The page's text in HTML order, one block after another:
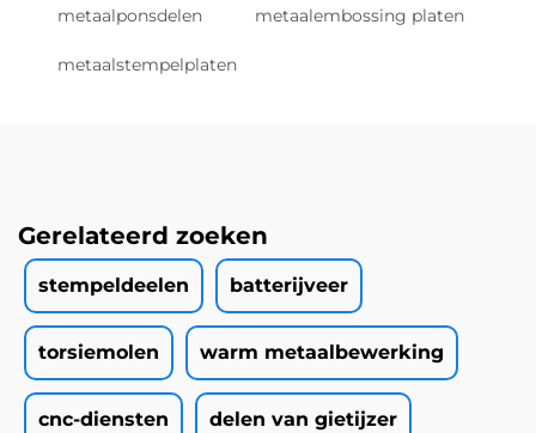
metaalponsdelen metaalembossing platen
metaalstempelplaten
Gerelateerd zoeken
stempeldeelen batterijveer
torsiemolen warm metaalbewerking
cnc-diensten delen van gietijzer